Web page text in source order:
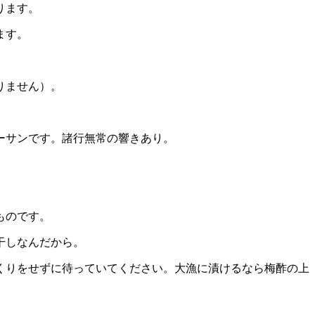
す。
。
せん）。
ンです。諸行無常の響きあり。
です。
なんだから。
をせずに待っていてください。大漁に漬けるなら梅酢の上